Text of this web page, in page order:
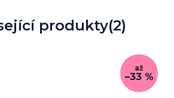
produkty(2)
až
–33 %